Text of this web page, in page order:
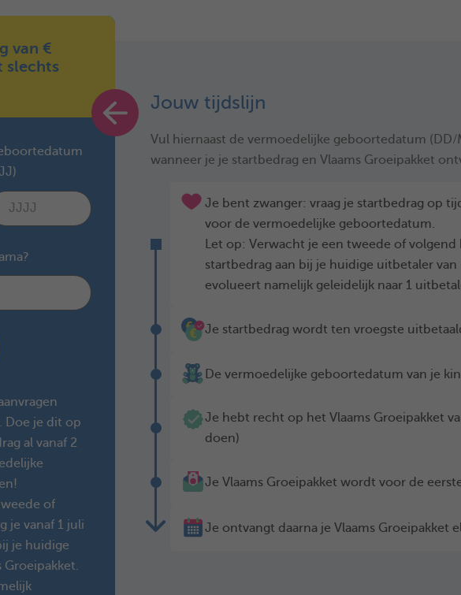
van €
slechts
Doe je dit op
al vanaf 2
of
je vanaf 1 juli
je huidige
Groeipakket.
Jouw tijdslijn
Vul hiernaast de vermoedelijke geboortedatum
wanneer je je startbedrag en Vlaams Groeipakket
Je bent zwanger: vraag je startbedrag op
voor de vermoedelijke geboortedatum.
Let op: Verwacht je een tweede of volgend
startbedrag aan bij je huidige uitbetaler
evolueert namelijk geleidelijk naar 1
Je startbedrag wordt ten vroegste
De vermoedelijke geboortedatum van je
Je hebt recht op het Vlaams Groeipakket
doen)
Je Vlaams Groeipakket wordt voor de
Je ontvangt daarna je Vlaams Groeipakket